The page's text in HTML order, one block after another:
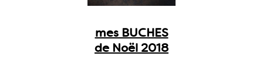
mes BUCHES
de Noël 2018